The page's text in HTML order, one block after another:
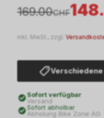
169.00CHF
inkl. MwSt., zzgl.
Sofort verfügbar
Versand
Sofort abholbar
Abholung Bike Zone AG